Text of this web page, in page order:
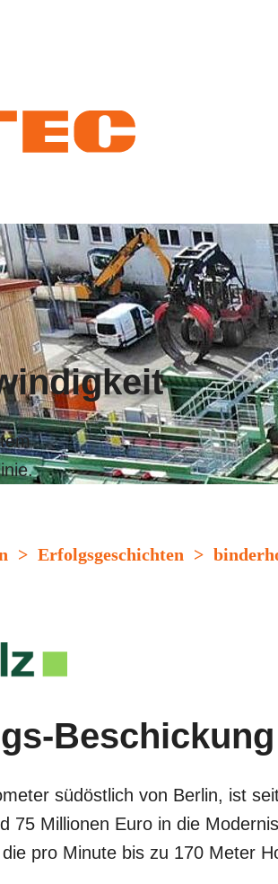
> Erfolgsgeschichten >
südöstlich von Berlin, ist
75 Millionen Euro in die
pro Minute bis zu 170 Meter